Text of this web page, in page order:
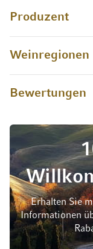
Produzent
Weinregionen
Bewertungen
Erhalten Sie
Informationen